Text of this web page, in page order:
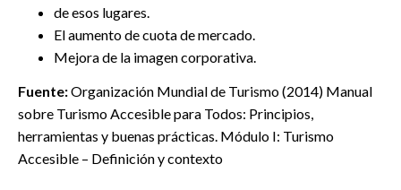
de esos lugares.
El aumento de cuota de mercado.
Mejora de la imagen corporativa.
Fuente:Organización Mundial de Turismo (2014) Manual
sobre Turismo Accesible para Todos: Principios,
herramientas y buenas prácticas. Módulo I: Turismo
Accesible – Definición y contexto